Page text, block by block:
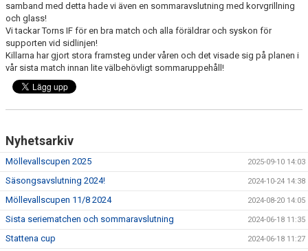
samband med detta hade vi även en sommaravslutning med korvgrillning
och glass!
Vi tackar Torns IF för en bra match och alla föräldrar och syskon för
supporten vid sidlinjen!
Killarna har gjort stora framsteg under våren och det visade sig på planen i
vår sista match innan lite välbehövligt sommaruppehåll!
Nyhetsarkiv
Möllevallscupen 2025 2025-09-10 14:03
Säsongsavslutning 2024! 2024-10-24 14:38
Möllevallscupen 11/8 2024 2024-08-20 14:05
Sista seriematchen och sommaravslutning 2024-06-18 11:35
Stattena cup 2024-06-18 11:27